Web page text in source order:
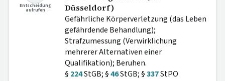
Entscheidung
aufrufen
Düsseldorf)
Gefährliche Körperverletzung (das Leben
gefährdende Behandlung);
Strafzumessung (Verwirklichung
mehrerer Alternativen einer
Qualifikation); Beruhen.
§ 224StGB; §46StGB; §337StPO